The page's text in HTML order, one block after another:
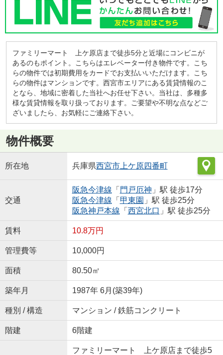
ファミリーマート 上ケ原店まで徒歩5分と近場にコンビニが
あるのもポイント。こちらはエレベーター付き物件です。こち
らの物件では初期費用をカードでお支払いいただけます。こち
らの物件はマンションです。西宮市エリアにある賃貸情報のこ
となら、地域に密着した当社へお任せ下さい。当社は、多種多
様な賃貸情報を取り扱っております。ご要望や不明な点などご
ざいましたら、お気軽にご連絡下さい。
物件概要
所在地 兵庫県西宮市上ケ原四番町
交通
阪急今津線 「 門戸厄神 」駅 徒歩17分
阪急今津線 「 甲東園 」駅 徒歩25分
阪急神戸本線 「 西宮北口 」駅 徒歩25分
賃料 10.8万円
管理費等 10,000円
面積 80.50㎡
築年月 1987年 6月(築39年)
種別 / 構造 マンション / 鉄筋コンクリート
階建 6階建
ファミリーマート 上ケ原店まで徒歩5